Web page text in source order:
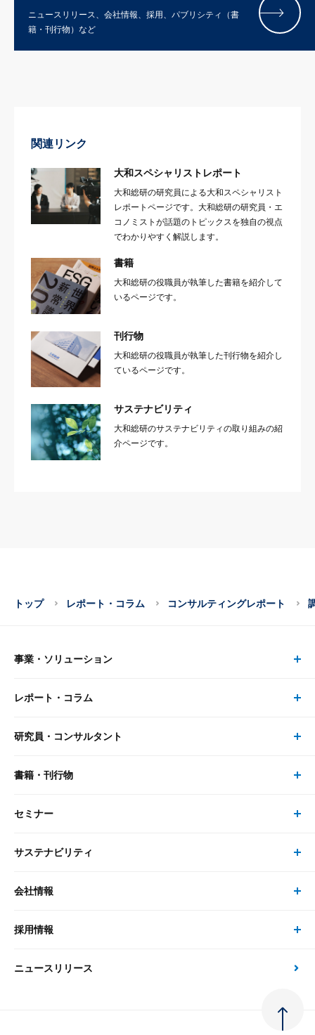
ニュースリリース、会社情報、採用、パブリシティ（書
籍・刊行物）など
関連リンク
大和スペシャリストレポート
大和総研の研究員による大和スペシャリスト
レポートページです。大和総研の研究員・エ
コノミストが話題のトピックスを独自の視点
でわかりやすく解説します。
書籍
大和総研の役職員が執筆した書籍を紹介して
いるページです。
刊行物
大和総研の役職員が執筆した刊行物を紹介し
ているページです。
サステナビリティ
大和総研のサステナビリティの取り組みの紹
介ページです。
トップ レポート・コラム コンサルティングレポート
事業・ソリューション
事業・ソリューション トップ
リサーチ
大和総研の強み
先端テクノロジーに基づく新たな価値の創出
レポート・コラム
レポート・コラム トップ
最新のレポート・コラム
政策分析
研究員・コンサルタント
研究員・コンサルタント トップ
研究員
書籍・刊行物
書籍・刊行物 トップ
書籍
セミナー
セミナー トップ
現在受付中のセミナー・イベント
サステナビリティ
サステナビリティの取り組み
次世代社会への貢献
会社情報
会社情報 トップ
会社概要・役員一覧
採用情報
採用情報 トップ
ニュースリリース